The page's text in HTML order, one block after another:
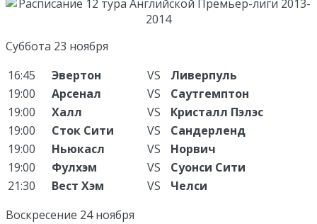
Суббота 23 ноября
16:45
Эвертон VS
Ливерпуль
19:00
Арсенал VS
Саутгемптон
19:00
Халл VS
Кристалл Пэлэс
19:00
Сток Сити VS
Сандерленд
19:00
Ньюкасл VS
Норвич
19:00
Фулхэм VS
Суонси Сити
21:30
Вест Хэм VS
Челси
Воскресение 24 ноября